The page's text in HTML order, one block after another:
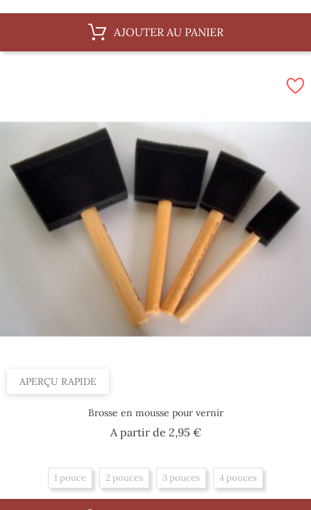
AJOUTER AU PANIER
APERÇU RAPIDE
Brosse en mousse pour vernir
A partir de 2,95 €Prix
1 pouce 2 pouces 3 pouces 4 pouces